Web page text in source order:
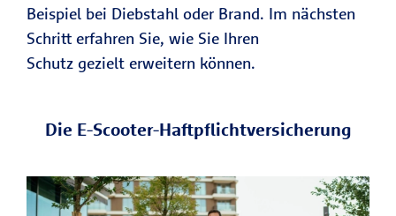
Beispiel bei Diebstahl oder Brand. Im nächsten
Schritt erfahren Sie, wie Sie Ihren
Schutz gezielt erweitern können.
Die E-Scooter-Haftpflichtversicherung